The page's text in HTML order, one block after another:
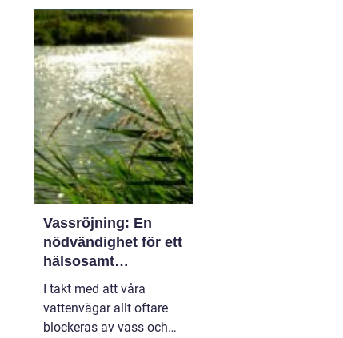
i ett vanligt bostadsrum.
Fukt, damm, spån och
mekaniskt slitage kan
snabbt skapa problem
om komponenterna inte
är rätt valda.02 augusti
2026
Vassröjning: En
nödvändighet för ett
hälsosamt
vattenlandskap
I takt med att våra
vattenvägar allt oftare
blockeras av vass och